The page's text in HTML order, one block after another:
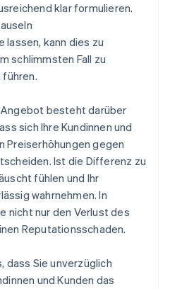
klar formulieren.
kann dies zu
schlimmsten Fall zu
besteht darüber
sich Ihre Kundinnen und
Preiserhöhungen gegen
Ist die Differenz zu
fühlen und Ihr
wahrnehmen. In
nicht nur den Verlust des
Reputationsschaden.
dass Sie unverzüglich
und Kunden das